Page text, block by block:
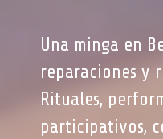
Una minga en
reparaciones y
Rituales,
participativos,